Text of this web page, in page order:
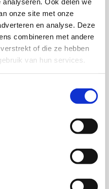
onze site met onze
en analyse. Deze
combineren met andere
of die ze hebben
van hun services.
Proteolysis
Microenvironment